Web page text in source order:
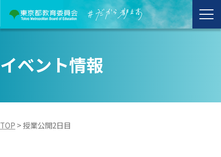
イベント情報
TOP >授業公開2日目